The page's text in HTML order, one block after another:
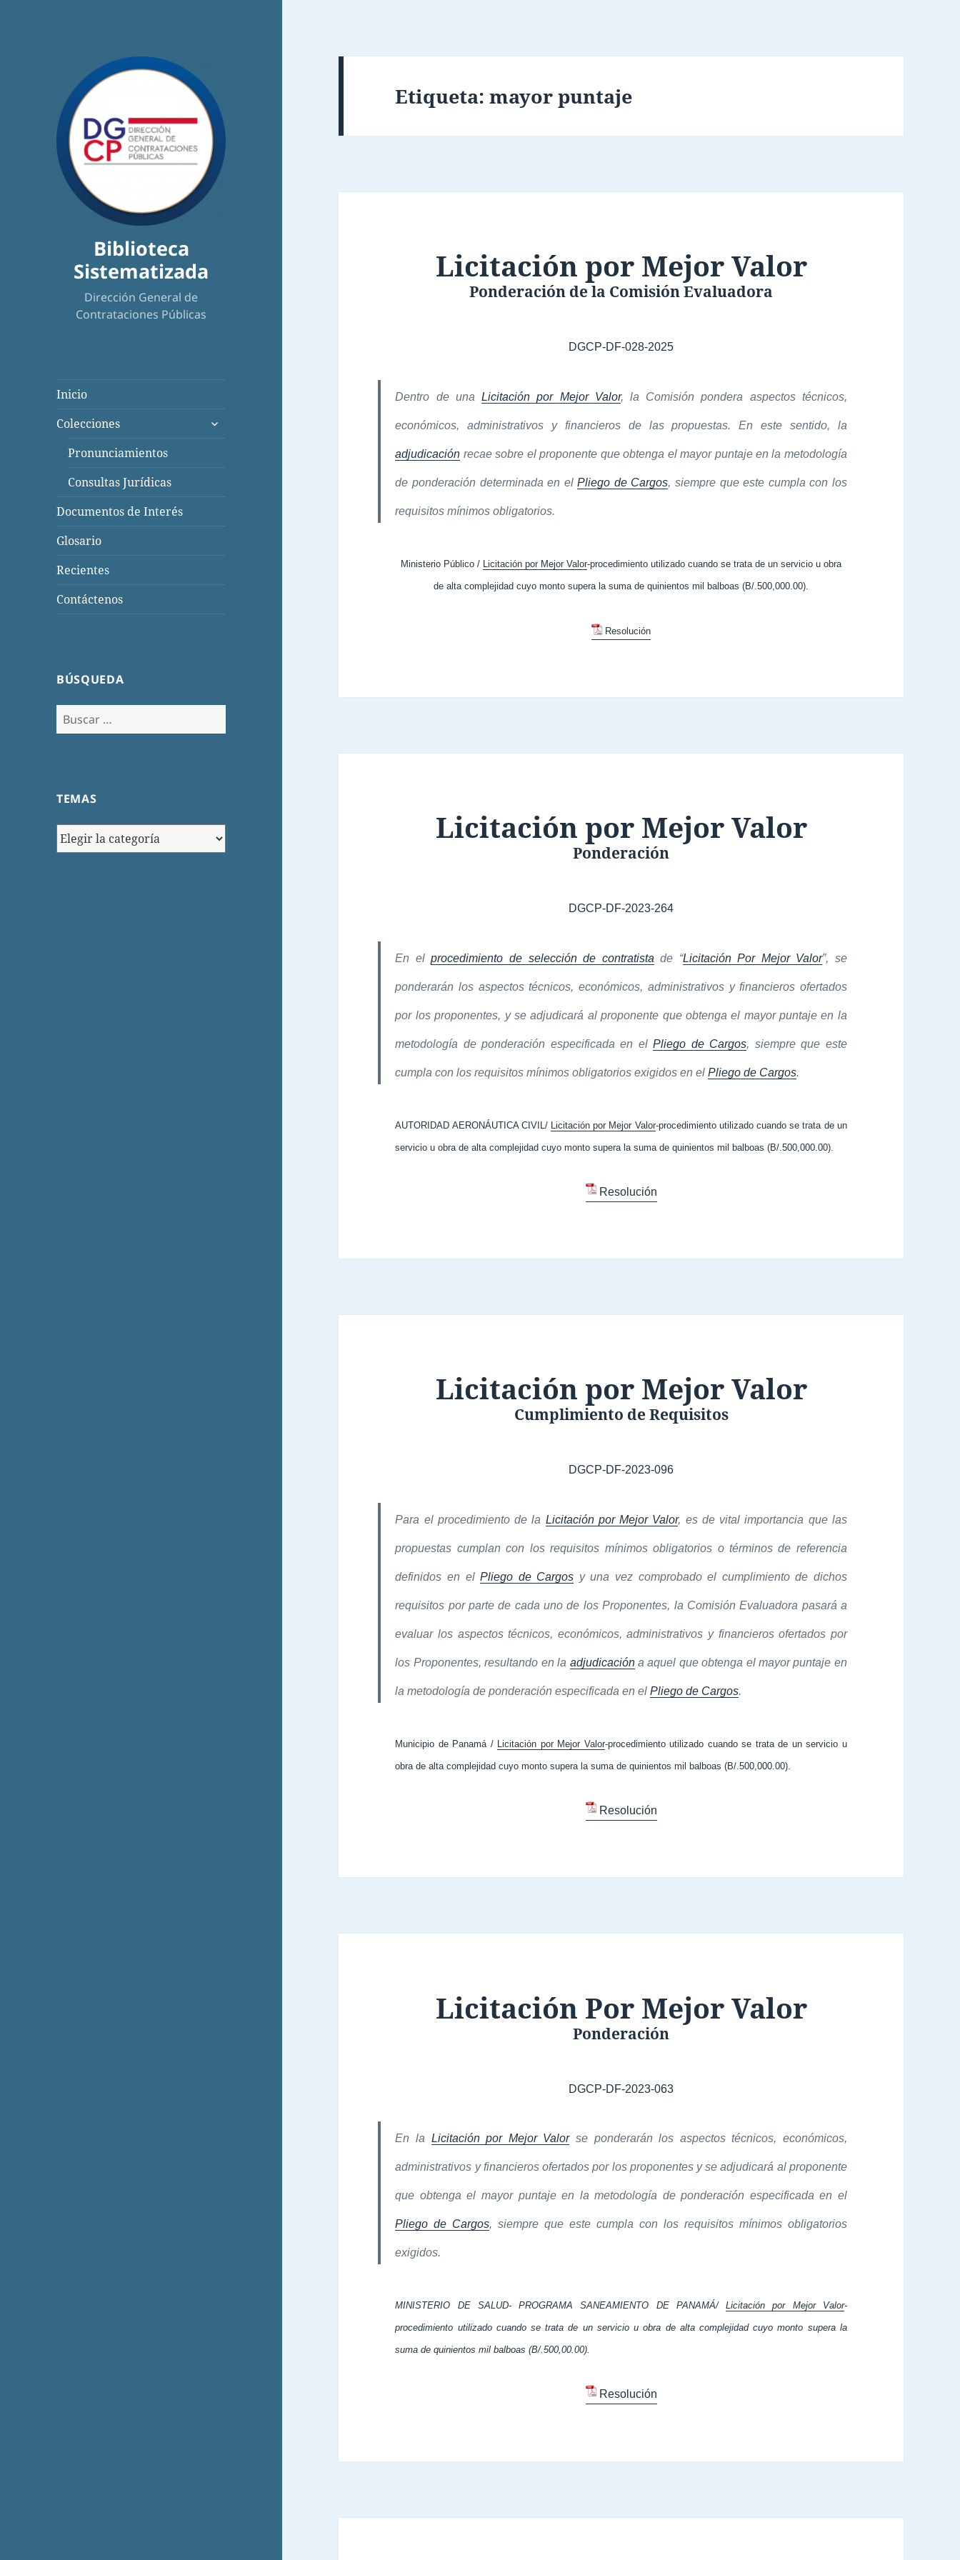
Biblioteca
Sistematizada
Dirección General de
Contrataciones Públicas
Inicio
Colecciones
expande
Pronunciamientos
Consultas Jurídicas
Documentos de Interés
Glosario
Recientes
Contáctenos
BÚSQUEDA
Buscar:
TEMAS
TEMAS
Etiqueta:mayor puntaje
Licitación por Mejor Valor
Ponderación de la Comisión Evaluadora
DGCP-DF-028-2025
Dentro de unaLicitación por Mejor Valor, la Comisión pondera aspectos técnicos,
económicos, administrativos y financieros de las propuestas. En este sentido, la
adjudicación recae sobre el proponente que obtenga el mayor puntaje en la metodología
de ponderación determinada en elPliego de Cargos, siempre que este cumpla con los
requisitos mínimos obligatorios.
Ministerio Público / Licitación por Mejor Valor-procedimiento utilizado cuando se trata de un servicio u obra
de alta complejidad cuyo monto supera la suma de quinientos mil balboas (B/.500,000.00).
Resolución
Licitación por Mejor Valor
Ponderación
DGCP-DF-2023-264
En elprocedimiento de selección de contratista de “Licitación Por Mejor Valor”, se
ponderarán los aspectos técnicos, económicos, administrativos y financieros ofertados
por los proponentes, y se adjudicará al proponente que obtenga el mayor puntaje en la
metodología de ponderación especificada en elPliego de Cargos, siempre que este
cumpla con los requisitos mínimos obligatorios exigidos en elPliego de Cargos.
AUTORIDAD AERONÁUTICA CIVIL/ Licitación por Mejor Valor-procedimiento utilizado cuando se trata de un
servicio u obra de alta complejidad cuyo monto supera la suma de quinientos mil balboas (B/.500,000.00).
Resolución
Licitación por Mejor Valor
Cumplimiento de Requisitos
DGCP-DF-2023-096
Para el procedimiento de la Licitación por Mejor Valor, es de vital importancia que las
propuestas cumplan con los requisitos mínimos obligatorios o términos de referencia
definidos en elPliego de Cargos y una vez comprobado el cumplimiento de dichos
requisitos por parte de cada uno de los Proponentes, la Comisión Evaluadora pasará a
evaluar los aspectos técnicos, económicos, administrativos y financieros ofertados por
los Proponentes, resultando en la adjudicacióna aquel que obtenga el mayor puntaje en
la metodología de ponderación especificada en elPliego de Cargos.
Municipio de Panamá / Licitación por Mejor Valor-procedimiento utilizado cuando se trata de un servicio u
obra de alta complejidad cuyo monto supera la suma de quinientos mil balboas (B/.500,000.00).
Resolución
Licitación Por Mejor Valor
Ponderación
DGCP-DF-2023-063
En la Licitación por Mejor Valorse ponderarán los aspectos técnicos, económicos,
administrativos y financieros ofertados por los proponentes y se adjudicará al proponente
que obtenga el mayor puntaje en la metodología de ponderación especificada en el
Pliego de Cargos, siempre que este cumpla con los requisitos mínimos obligatorios
exigidos.
MINISTERIO DE SALUD- PROGRAMA SANEAMIENTO DE PANAMÁ/Licitación por Mejor Valor-
procedimiento utilizado cuando se trata de un servicio u obra de alta complejidad cuyo monto supera la
suma de quinientos mil balboas (B/.500,00.00).
Resolución